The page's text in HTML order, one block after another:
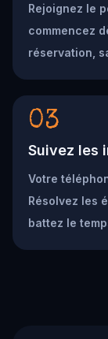
Rejoignez le
commencez
réservation,
03
Suivez les
Votre
Résolvez les
battez le